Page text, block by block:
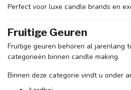
Perfect voor luxe candle brands en
Fruitige Geuren
Fruitige geuren behoren al jarenlang
categorieën binnen candle making.
Binnen deze categorie vindt u onder